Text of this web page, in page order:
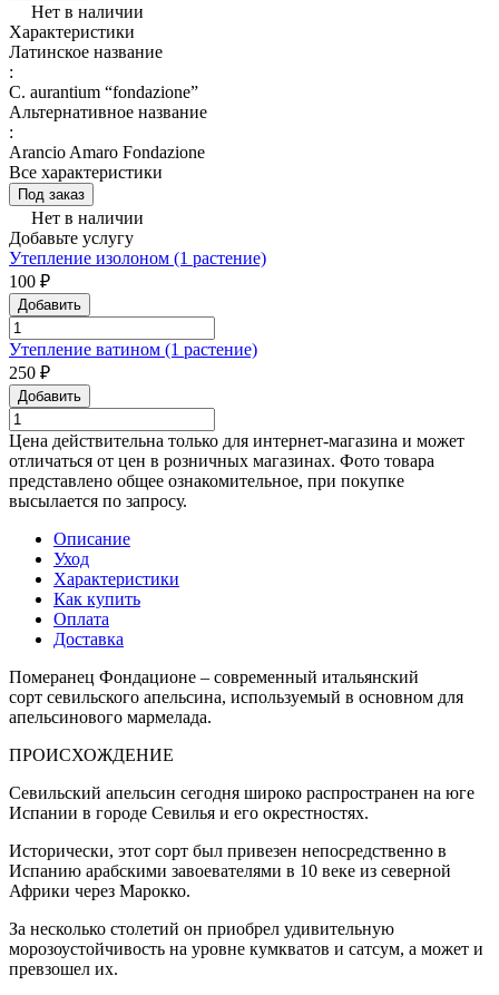
Нет в наличии
Характеристики
Латинское название
:
C. aurantium “fondazione”
Альтернативное название
:
Arancio Amaro Fondazione
Все характеристики
Под заказ
Нет в наличии
Добавьте услугу
Утепление изолоном (1 растение)
100 ₽
Добавить
Утепление ватином (1 растение)
250 ₽
Добавить
Цена действительна только для интернет-магазина и может
отличаться от цен в розничных магазинах. Фото товара
представлено общее ознакомительное, при покупке
высылается по запросу.
Описание
Уход
Характеристики
Как купить
Оплата
Доставка
Померанец Фондационе – современный итальянский
сорт севильского апельсина, используемый в основном для
апельсинового мармелада.
ПРОИСХОЖДЕНИЕ
Севильский апельсин сегодня широко распространен на юге
Испании в городе Севилья и его окрестностях.
Исторически, этот сорт был привезен непосредственно в
Испанию арабскими завоевателями в 10 веке из северной
Африки через Марокко.
За несколько столетий он приобрел удивительную
морозоустойчивость на уровне кумкватов и сатсум, а может и
превзошел их.